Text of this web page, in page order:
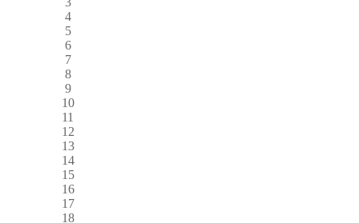
4
5
6
7
8
9
10
11
12
13
14
15
16
17
18